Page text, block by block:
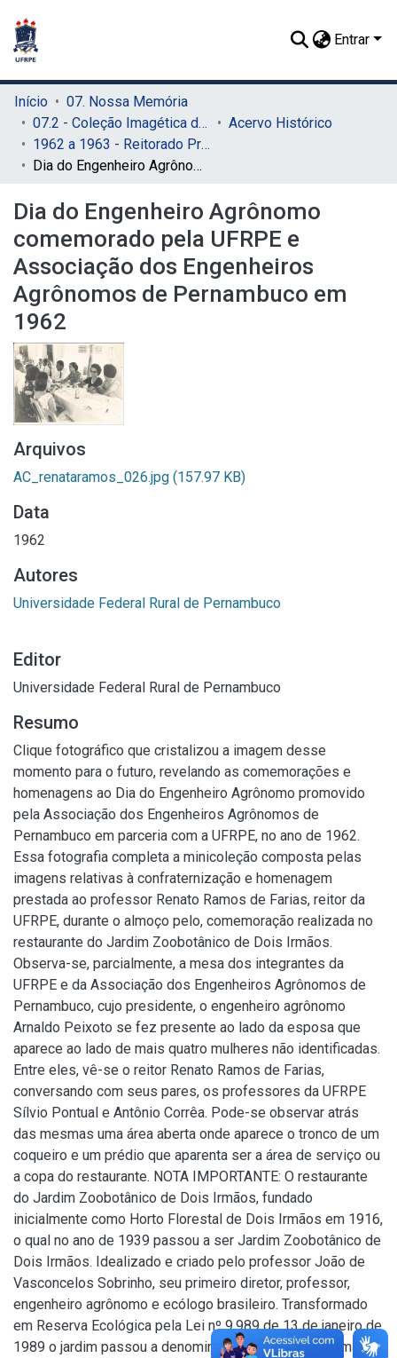
Entrar
Início
07. Nossa Memória
07.2 - Coleção Imagética do SIB
Acervo Histórico
1962 a 1963 - Reitorado Prof. Renato Ramos de Farias
Dia do Engenheiro Agrônomo comemorado pela UFRPE e Associação dos Engenheiros Agrônomos de Pernambuco em 1962
Dia do Engenheiro Agrônomo
comemorado pela UFRPE e
Associação dos Engenheiros
Agrônomos de Pernambuco em
1962
Arquivos
AC_renataramos_026.jpg (157.97 KB)
Data
1962
Autores
Universidade Federal Rural de Pernambuco
Editor
Universidade Federal Rural de Pernambuco
Resumo
Clique fotográfico que cristalizou a imagem desse
momento para o futuro, revelando as comemorações e
homenagens ao Dia do Engenheiro Agrônomo promovido
pela Associação dos Engenheiros Agrônomos de
Pernambuco em parceria com a UFRPE, no ano de 1962.
Essa fotografia completa a minicoleção composta pelas
imagens relativas à confraternização e homenagem
prestada ao professor Renato Ramos de Farias, reitor da
UFRPE, durante o almoço pelo, comemoração realizada no
restaurante do Jardim Zoobotânico de Dois Irmãos.
Observa-se, parcialmente, a mesa dos integrantes da
UFRPE e da Associação dos Engenheiros Agrônomos de
Pernambuco, cujo presidente, o engenheiro agrônomo
Arnaldo Peixoto se fez presente ao lado da esposa que
aparece ao lado de mais quatro mulheres não identificadas.
Entre eles, vê-se o reitor Renato Ramos de Farias,
conversando com seus pares, os professores da UFRPE
Sílvio Pontual e Antônio Corrêa. Pode-se observar atrás
das mesmas uma área aberta onde aparece o tronco de um
coqueiro e um prédio que aparenta ser a área de serviço ou
a copa do restaurante. NOTA IMPORTANTE: O restaurante
do Jardim Zoobotânico de Dois Irmãos, fundado
inicialmente como Horto Florestal de Dois Irmãos em 1916,
o qual no ano de 1939 passou a ser Jardim Zoobotânico de
Dois Irmãos. Idealizado e criado pelo professor João de
Vasconcelos Sobrinho, seu primeiro diretor, professor,
engenheiro agrônomo e ecólogo brasileiro. Transformado
em Reserva Ecológica pela Lei nº 9.989 de 13 de janeiro de
1989 o jardim passou a denominar-se Parque Dois Irmãos